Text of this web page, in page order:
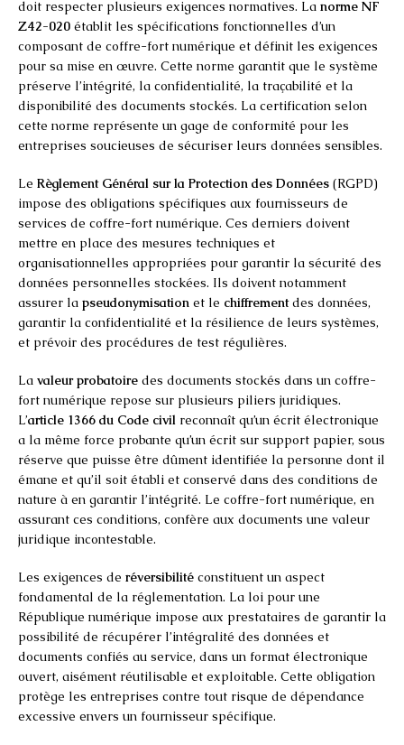
doit respecter plusieurs exigences normatives. La norme NF
Z42-020 établit les spécifications fonctionnelles d’un
composant de coffre-fort numérique et définit les exigences
pour sa mise en œuvre. Cette norme garantit que le système
préserve l’intégrité, la confidentialité, la traçabilité et la
disponibilité des documents stockés. La certification selon
cette norme représente un gage de conformité pour les
entreprises soucieuses de sécuriser leurs données sensibles.
Le Règlement Général sur la Protection des Données (RGPD)
impose des obligations spécifiques aux fournisseurs de
services de coffre-fort numérique. Ces derniers doivent
mettre en place des mesures techniques et
organisationnelles appropriées pour garantir la sécurité des
données personnelles stockées. Ils doivent notamment
assurer la pseudonymisation et le chiffrementdes données,
garantir la confidentialité et la résilience de leurs systèmes,
et prévoir des procédures de test régulières.
La valeur probatoire des documents stockés dans un coffre-
fort numérique repose sur plusieurs piliers juridiques.
L’article 1366 du Code civil reconnaît qu’un écrit électronique
a la même force probante qu’un écrit sur support papier, sous
réserve que puisse être dûment identifiée la personne dont il
émane et qu’il soit établi et conservé dans des conditions de
nature à en garantir l’intégrité. Le coffre-fort numérique, en
assurant ces conditions, confère aux documents une valeur
juridique incontestable.
Les exigences de réversibilité constituent un aspect
fondamental de la réglementation. La loi pour une
République numérique impose aux prestataires de garantir la
possibilité de récupérer l’intégralité des données et
documents confiés au service, dans un format électronique
ouvert, aisément réutilisable et exploitable. Cette obligation
protège les entreprises contre tout risque de dépendance
excessive envers un fournisseur spécifique.